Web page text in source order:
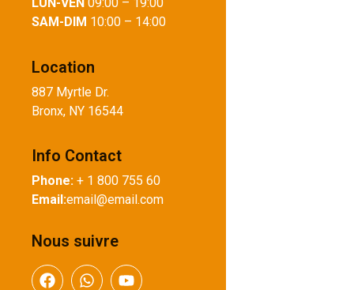
SAM-DIM 10:00 – 14:00
Location
887 Myrtle Dr.
Bronx, NY 16544
Info Contact
Phone: + 1 800 755 60
Email:email@email.com
Nous suivre